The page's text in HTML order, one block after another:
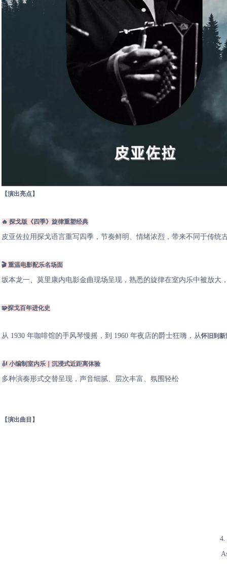
【演出亮点】
🔥 探戈版《四季》旋律重塑经典
皮亚佐拉用探戈语言重写四季，节奏鲜明、情绪浓烈，带来不同于传统
🎬 重温电影配乐名场面
坂本龙一、莫里康内电影金曲现场呈现，熟悉的旋律在室内乐中被放大
🧩探戈百年进化史
从 1930 年咖啡馆的手风琴慢摇，到 1960 年夜店的爵士狂嗨，从怀旧到新
🎻 小编制室内乐｜沉浸式近距离体验
多种演奏形式交替呈现，声音细腻、层次丰富、氛围轻松
【演出曲目】
4.